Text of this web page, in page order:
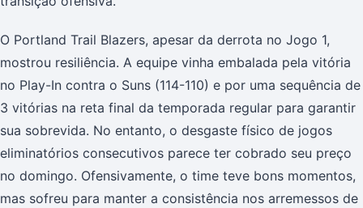
O Portland Trail Blazers, apesar da derrota no Jogo 1,
mostrou resiliência. A equipe vinha embalada pela vitória
no Play-In contra o Suns (114-110) e por uma sequência de
3 vitórias na reta final da temporada regular para garantir
sua sobrevida. No entanto, o desgaste físico de jogos
eliminatórios consecutivos parece ter cobrado seu preço
no domingo. Ofensivamente, o time teve bons momentos,
mas sofreu para manter a consistência nos arremessos de